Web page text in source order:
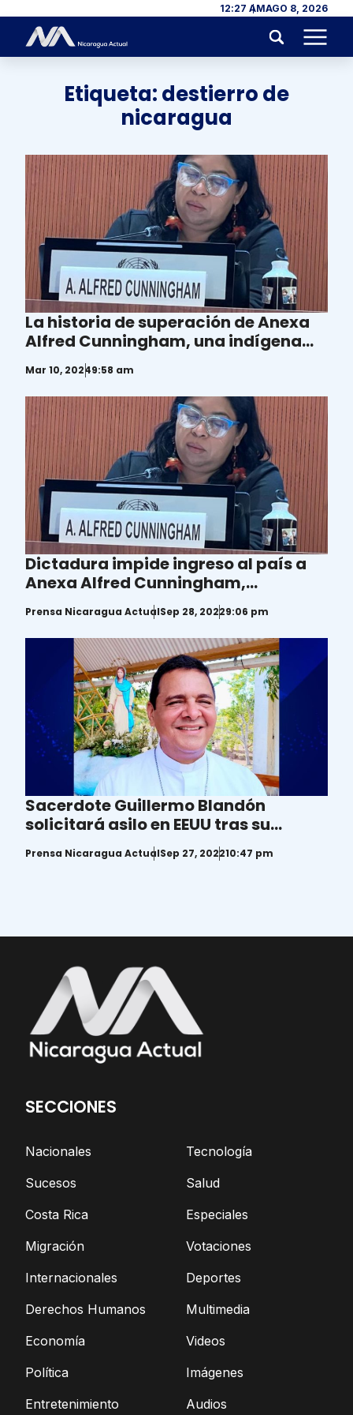
Skip to content 12:27 AMAGO 8, 2026
Menu
Etiqueta:destierro de
nicaragua
La historia de superación de Anexa
Alfred Cunningham, una indígena
nicaragüense que trabaja para la
ONU
Mar 10, 20249:58 am
Dictadura impide ingreso al país a
Anexa Alfred Cunningham,
nicaragüense experta de DDHH en la
ONU
Prensa Nicaragua ActualSep 28, 20229:06 pm
Sacerdote Guillermo Blandón
solicitará asilo en EEUU tras su
destierro de Nicaragua
Prensa Nicaragua ActualSep 27, 202210:47 pm
SECCIONES
Nacionales
Sucesos
Costa Rica
Migración
Internacionales
Derechos Humanos
Economía
Política
Entretenimiento
Tecnología
Salud
Especiales
Votaciones
Deportes
Multimedia
Videos
Imágenes
Audios